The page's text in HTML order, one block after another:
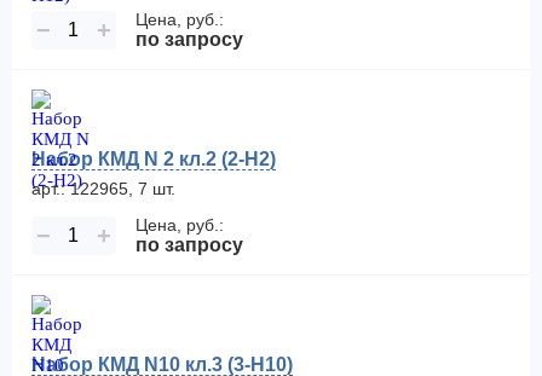
− + Цена, руб.:
по запросу
Набор КМД N 2 кл.2 (2-Н2)
арт.: 122965, 7 шт.
− + Цена, руб.:
по запросу
Набор КМД N10 кл.3 (3-H10)